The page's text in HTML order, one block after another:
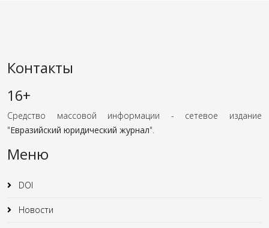
Контакты
16+
Средство массовой информации - сетевое издание
"Евразийский юридический журнал".
Меню
DOI
Новости